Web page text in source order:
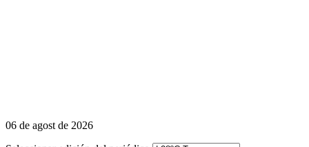
06 de agost de 2026